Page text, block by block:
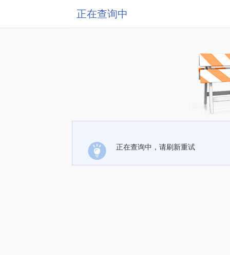
正在查询中
正在查询中，请刷新重试